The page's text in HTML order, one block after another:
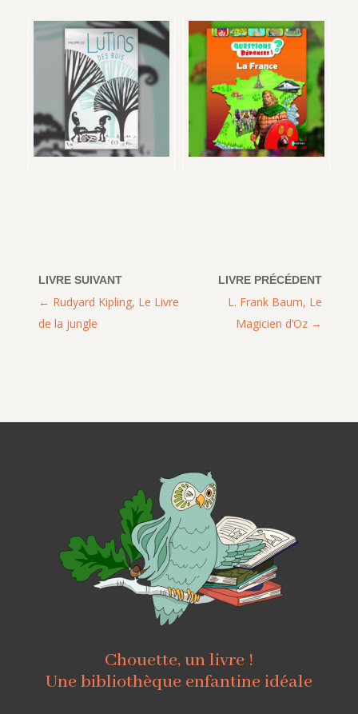
L. Frank Baum, Le
Magicien d’Oz
Rudyard Kipling, Le Livre
de la jungle
Chouette, un livre !
Une bibliothèque enfantine idéale